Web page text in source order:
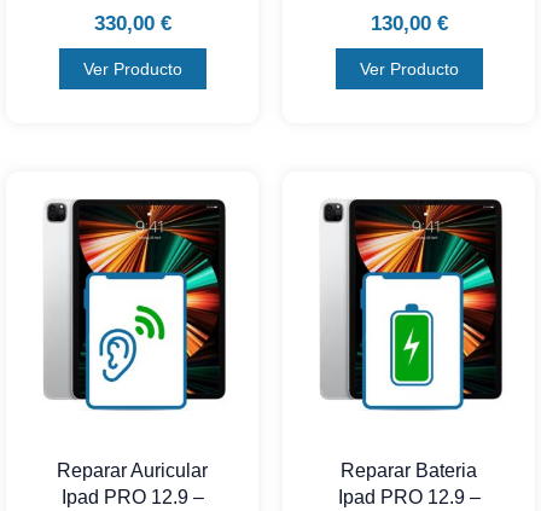
330,00 €
Ver Producto
130,00 €
Ver Producto
Reparar Auricular
Ipad PRO 12.9 –
Reparar Bateria
Ipad PRO 12.9 –